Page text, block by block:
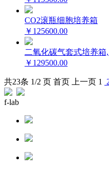
CO2滚瓶细胞培养箱
￥125600.00
二氧化碳气套式培养箱
￥129500.00
共23条 1/2 页 首页 上一页 1
f-lab